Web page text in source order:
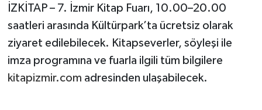
İZKİTAP – 7. İzmir Kitap Fuarı, 10.00–20.00
saatleri arasında Kültürpark’ta ücretsiz olarak
ziyaret edilebilecek. Kitapseverler, söyleşi ile
imza programına ve fuarla ilgili tüm bilgilere
kitapizmir.com adresinden ulaşabilecek.